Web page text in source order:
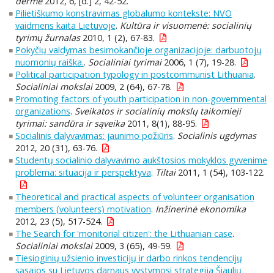
Pilietiškumo konstravimas globalumo kontekste: NVO
vaidmens kaita Lietuvoje. Kultūra ir visuomenė: socialinių
tyrimų žurnalas2010, 1 (2), 67-83.
Pokyčių valdymas besimokančioje organizacijoje: darbuotojų
nuomonių raiška.. Socialiniai tyrimai2006, 1 (7), 19-28.
Political participation typology in postcommunist Lithuania.
Socialiniai mokslai2009, 2 (64), 67-78.
Promoting factors of youth participation in non-governmental
organizations. Sveikatos ir socialinių mokslų taikomieji
tyrimai: sandūra ir sąveika2011, 8(1), 88-95.
Socialinis dalyvavimas: jaunimo požiūris. Socialinis ugdymas
2012, 20 (31), 63-76.
Studentų socialinio dalyvavimo aukštosios mokyklos gyvenime
problema: situacija ir perspektyva. Tiltai2011, 1 (54), 103-122.
Theoretical and practical aspects of volunteer organisation
members (volunteers) motivation. Inžinerinė ekonomika
2012, 23 (5), 517-524.
The Search for 'monitorial citizen': the Lithuanian case.
Socialiniai mokslai2009, 3 (65), 49-59.
Tiesioginių užsienio investicijų ir darbo rinkos tendencijų
sąsajos su Lietuvos darnaus vystymosi strategija Šiaulių